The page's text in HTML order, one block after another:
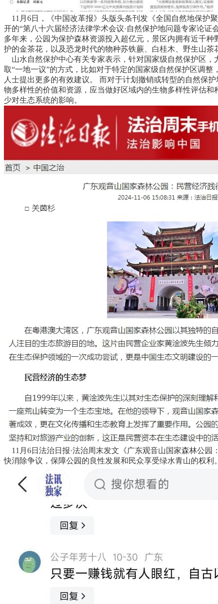
11月6日，《中国改革报》头版头条刊发《全国自然地保护
开的“第八十六届经济法律学术会议·自然保护地问题专家论
多年来，公园为保护森林资源投入超亿元，景区内拥有近千
护的金茶花，以及恐龙时代的物种苏铁蕨、白桂木、野生山茶
山水自然保护中心有关专家表示，针对国家级自然保护区
取“一地一议”的方式，比如对于特定的国家级自然保护区调
人士提出更多的有效建议。 而对于计划撤销或转型的自然保
物多样性的价值和资源，应当做好区域内的生物多样性评估
少对生态系统的影响。
11月6日法治日报·法治周末发文《广东观音山国家森林公
快消除争议，保障公园的良性发展和民众享受绿水青山的权利